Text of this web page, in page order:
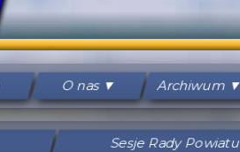
O nas Archiwum
Sesje Rady Powiatu